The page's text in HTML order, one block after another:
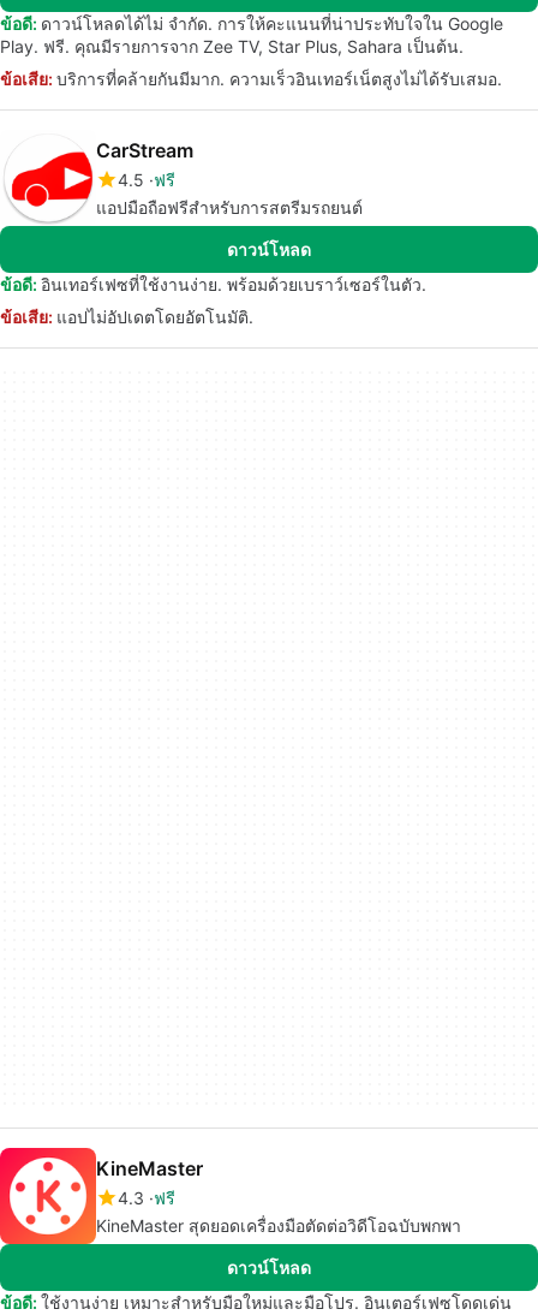
ข้อดี: ดาวน์โหลดได้ไม่ จำกัด. การให้คะแนนที่น่าประทับใจใน Google
Play. ฟรี. คุณมีรายการจาก Zee TV, Star Plus, Sahara เป็นต้น.
ข้อเสีย: บริการที่คล้ายกันมีมาก. ความเร็วอินเทอร์เน็ตสูงไม่ได้รับเสมอ.
CarStream
4.5 ฟรี
แอปมือถือฟรีสำหรับการสตรีมรถยนต์
ดาวน์โหลด
ข้อดี: อินเทอร์เฟซที่ใช้งานง่าย. พร้อมด้วยเบราว์เซอร์ในตัว.
ข้อเสีย: แอปไม่อัปเดตโดยอัตโนมัติ.
KineMaster
4.3 ฟรี
KineMaster สุดยอดเครื่องมือตัดต่อวิดีโอฉบับพกพา
ดาวน์โหลด
ข้อดี: ใช้งานง่าย เหมาะสำหรับมือใหม่และมือโปร. อินเตอร์เฟซโดดเด่น